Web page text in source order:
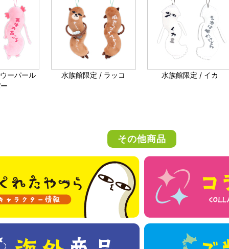
ーパール
水族館限定 / ラッコ 水族館限定 / イカ
その他商品